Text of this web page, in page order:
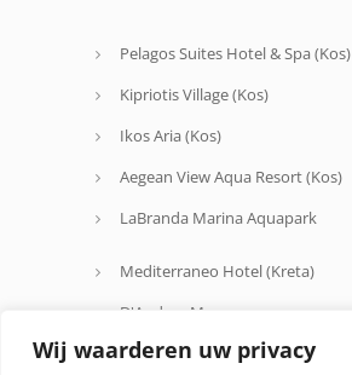
Wij waarderen uw privacy
Pelagos Suites Hotel & Spa (Kos)
Kipriotis Village (Kos)
Ikos Aria (Kos)
Aegean View Aqua Resort (Kos)
LaBranda Marina Aquapark
Mediterraneo Hotel (Kreta)
D'Andrea Mare
Avra Beach